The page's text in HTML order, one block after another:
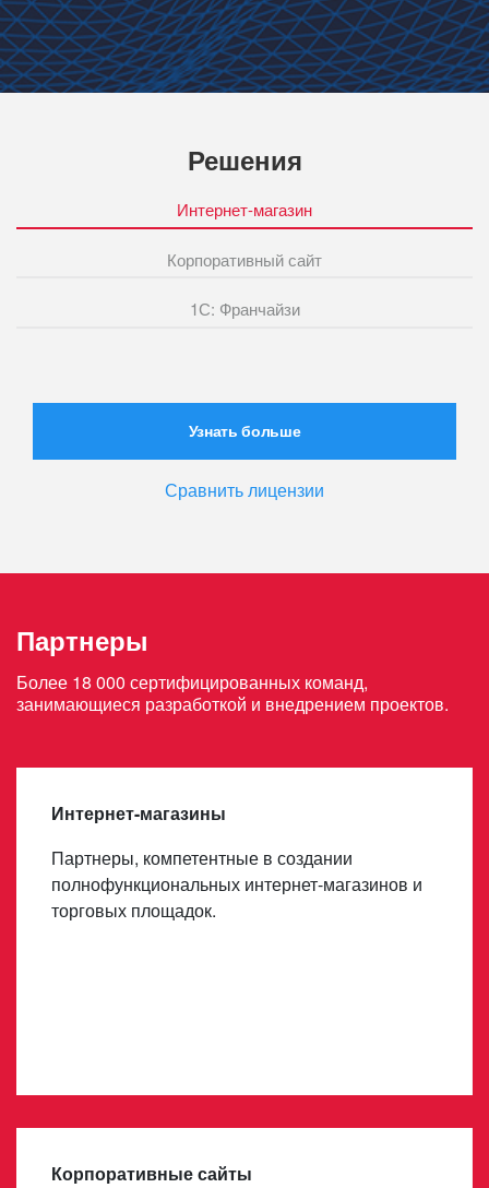
Решения
Интернет-магазин
Корпоративный сайт
1С: Франчайзи
Узнать больше
Сравнить лицензии
Партнеры
Более 18 000 сертифицированных команд,
занимающиеся разработкой и внедрением проектов.
Интернет-магазины
Партнеры, компетентные в создании
полнофункциональных интернет-магазинов и
торговых площадок.
Корпоративные сайты